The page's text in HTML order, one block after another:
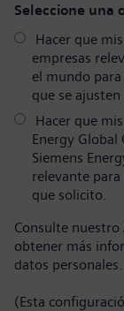
Seleccione una
Hacer que
empresas
el mundo
que se
Hacer que
Energy Global
Siemens
relevante
que solicito.
Consulte nuestro
obtener más
datos personales.
(Esta